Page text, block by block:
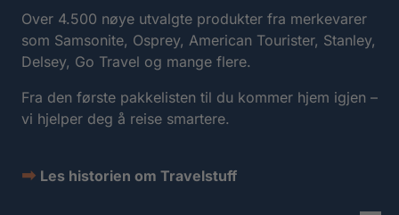
Over 4.500 nøye utvalgte produkter fra merkevarer
som Samsonite, Osprey, American Tourister, Stanley,
Delsey, Go Travel og mange flere.
Fra den første pakkelisten til du kommer hjem igjen –
vi hjelper deg å reise smartere.
➡ Les historien om Travelstuff